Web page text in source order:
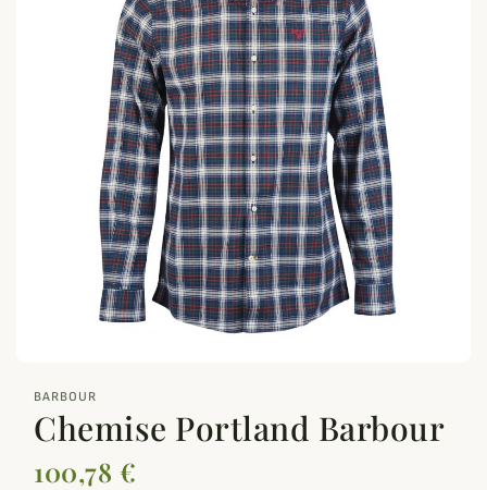
BARBOUR
Chemise Portland Barbour
100,78 €